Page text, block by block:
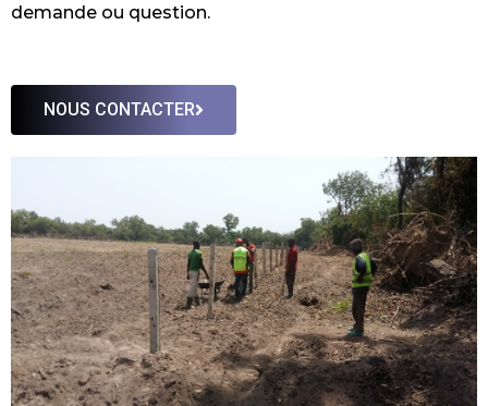
demande ou question.
NOUS CONTACTER